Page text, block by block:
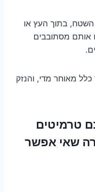
בתוך העץ או
אותם מסתובבים
מאוחר מדי, והנזק
טרמיטים
אזהרה שאי אפשר